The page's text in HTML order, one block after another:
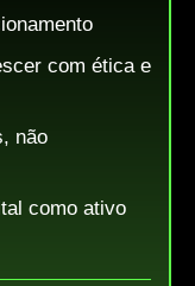
com ética e
não
como ativo